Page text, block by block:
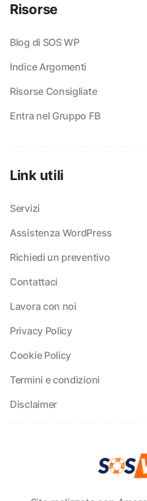
Risorse
Blog di SOS WP
Indice Argomenti
Risorse Consigliate
Entra nel Gruppo FB
Link utili
Servizi
Assistenza WordPress
Richiedi un preventivo
Contattaci
Lavora con noi
Privacy Policy
Cookie Policy
Termini e condizioni
Disclaimer